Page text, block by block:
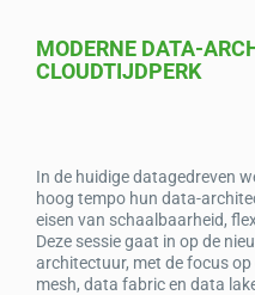
MODERNE DATA-
CLOUDTIJDPERK
In de huidige datagedreven
hoog tempo hun data-
eisen van schaalbaarheid,
Deze sessie gaat in op de
architectuur, met de focus
mesh, data fabric en data